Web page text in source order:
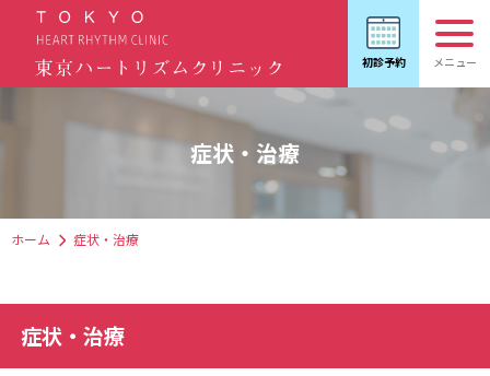
症状・治療
ホーム 症状・治療
症状・治療